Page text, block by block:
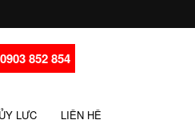
0903 852 854
LỰC LIÊN HỆ